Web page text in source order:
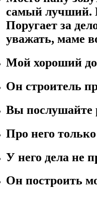
самый лучший.
Поругает за
уважать, маме
Мой хороший
Он строитель
Вы послушайте
Про него
У него дела не
Он построить